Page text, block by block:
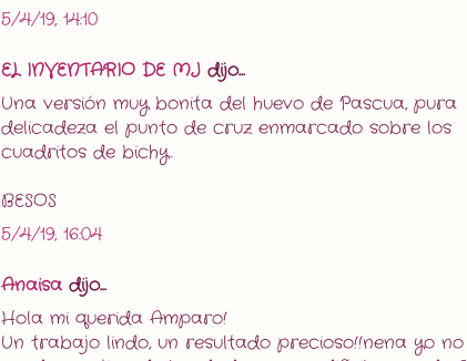
5/4/19, 14:10
EL INVENTARIO DE MJ dijo...
Una versión muy bonita del huevo de Pascua, pura
delicadeza el punto de cruz enmarcado sobre los
cuadritos de bichy.
BESOS
5/4/19, 16:04
Anaisa dijo...
Hola mi querida Amparo!
Un trabajo lindo, un resultado precioso!!nena yo no